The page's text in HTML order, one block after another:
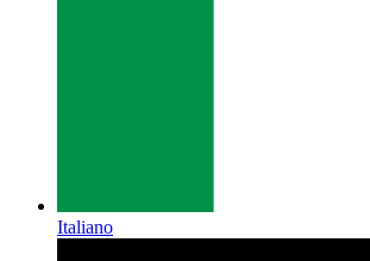
Italiano